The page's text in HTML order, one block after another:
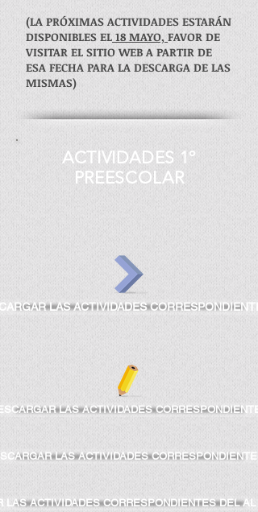
(LA PRÓXIMAS ACTIVIDADES ESTARÁN
DISPONIBLES EL 18 MAYO, FAVOR DE
VISITAR EL SITIO WEB A PARTIR DE
ESA FECHA PARA LA DESCARGA DE LAS
MISMAS)
ACTIVIDADES 1º
PREESCOLAR
LAS ACTIVIDADES
LAS ACTIVIDADES
LAS ACTIVIDADES
LAS ACTIVIDADES CORRESPONDIENTES DEL